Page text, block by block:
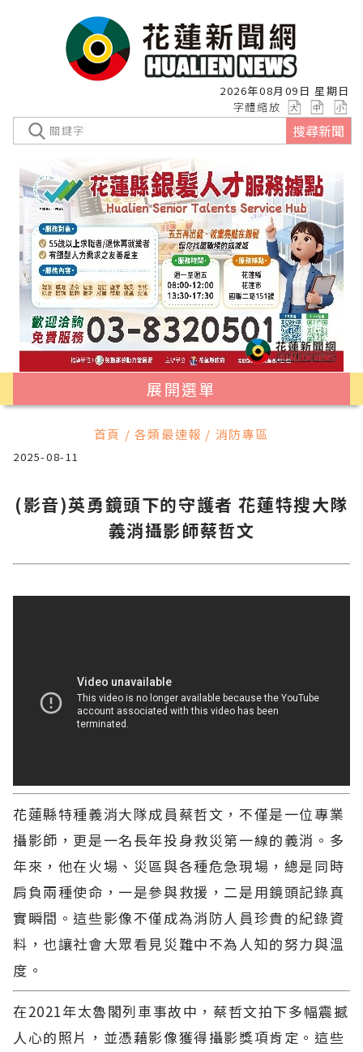
2026年08月09日 星期日
字體縮放
搜尋新聞
展開選單
首頁 / 各類最速報 / 消防專區
2025-08-11
(影音)英勇鏡頭下的守護者 花蓮特搜大隊
義消攝影師蔡哲文
花蓮縣特種義消大隊成員蔡哲文，不僅是一位專業
攝影師，更是一名長年投身救災第一線的義消。多
年來，他在火場、災區與各種危急現場，總是同時
肩負兩種使命，一是參與救援，二是用鏡頭記錄真
實瞬間。這些影像不僅成為消防人員珍貴的紀錄資
料，也讓社會大眾看見災難中不為人知的努力與溫
度。
在2021年太魯閣列車事故中，蔡哲文拍下多幅震撼
人心的照片，並憑藉影像獲得攝影獎項肯定。這些